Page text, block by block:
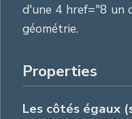
d'une 4 href="8 un
géométrie.
Properties
Les côtés égaux